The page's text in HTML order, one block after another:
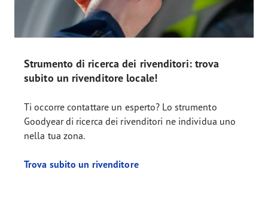
Strumento di ricerca dei rivenditori: trova
subito un rivenditore locale!
Ti occorre contattare un esperto? Lo strumento
Goodyear di ricerca dei rivenditori ne individua uno
nella tua zona.
Trova subito un rivenditore